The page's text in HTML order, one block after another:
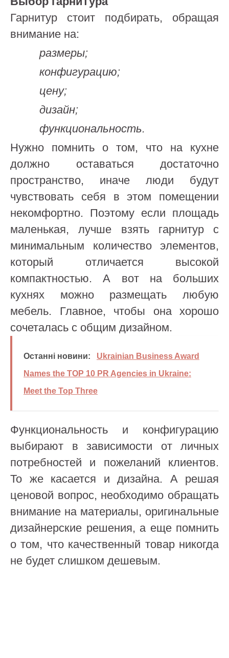
Гарнитур стоит подбирать, обращая
внимание на:
размеры;
конфигурацию;
цену;
дизайн;
функциональность.
Нужно помнить о том, что на кухне
должно оставаться достаточно
пространство, иначе люди будут
чувствовать себя в этом помещении
некомфортно. Поэтому если площадь
маленькая, лучше взять гарнитур с
минимальным количество элементов,
который отличается высокой
компактностью. А вот на больших
кухнях можно размещать любую
мебель. Главное, чтобы она хорошо
сочеталась с общим дизайном.
Останні новини:
Ukrainian Business Award
Names the TOP 10 PR Agencies in Ukraine:
Meet the Top Three
Функциональность и конфигурацию
выбирают в зависимости от личных
потребностей и пожеланий клиентов.
То же касается и дизайна. А решая
ценовой вопрос, необходимо обращать
внимание на материалы, оригинальные
дизайнерские решения, а еще помнить
о том, что качественный товар никогда
не будет слишком дешевым.